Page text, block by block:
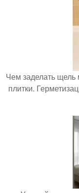
Чем заделать щель
плитки.